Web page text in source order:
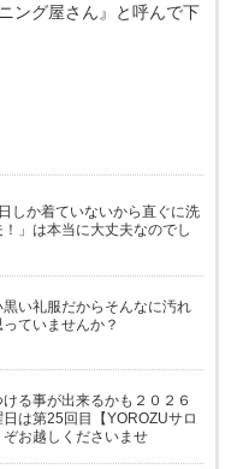
ング屋さん』と呼んで下
しか着ていないから直ぐに洗
」は本当に大丈夫なのでし
い礼服だからそんなに汚れ
ていませんか？
る事が出来るかも２０２６
は第25回目【YOROZUサロ
お越しくださいませ